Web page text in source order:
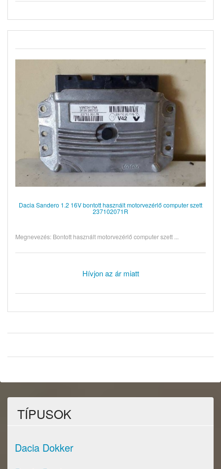
Dacia Sandero 1.2 16V bontott használt motorvezérlő computer szett
237102071R
Megnevezés: Bontott használt motorvezérlő computer szett ...
Hívjon az ár miatt
TÍPUSOK
Dacia Dokker